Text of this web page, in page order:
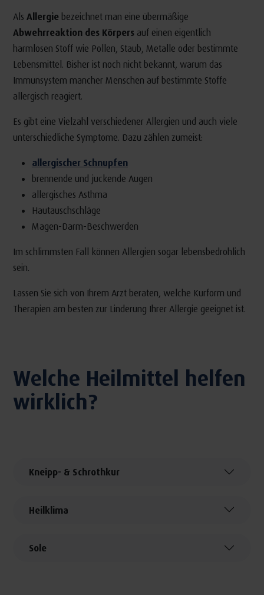
Als Allergie bezeichnet man eine übermäßige
Abwehrreaktion des Körpers auf einen eigentlich
harmlosen Stoff wie Pollen, Staub, Metalle oder bestimmte
Lebensmittel. Bisher ist noch nicht bekannt, warum das
Immunsystem mancher Menschen auf bestimmte Stoffe
allergisch reagiert.
Es gibt eine Vielzahl verschiedener Allergien und auch viele
unterschiedliche Symptome. Dazu zählen zumeist:
allergischer Schnupfen
brennende und juckende Augen
allergisches Asthma
Hautauschschläge
Magen-Darm-Beschwerden
Im schlimmsten Fall können Allergien sogar lebensbedrohlich
sein.
Lassen Sie sich von Ihrem Arzt beraten, welche Kurform und
Therapien am besten zur Linderung Ihrer Allergie geeignet ist.
Welche Heilmittel helfen
wirklich?
Kneipp- & Schrothkur
Heilklima
Sole